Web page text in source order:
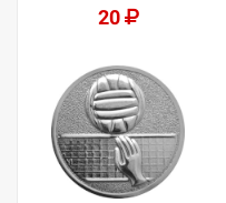
20
Добавить в корзину